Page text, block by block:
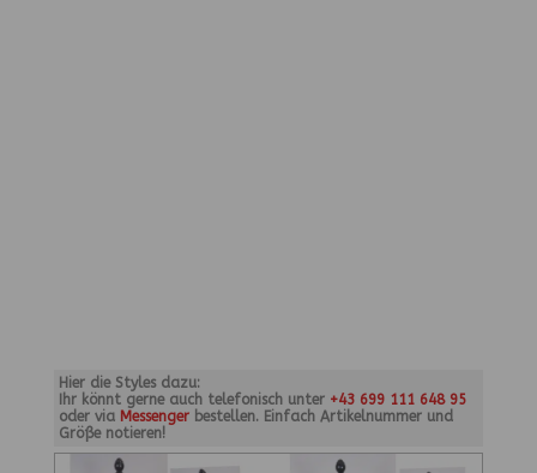
Hier die Styles dazu:
Ihr könnt gerne auch telefonisch unter +43 699 111 648 95
oder via Messengerbestellen. Einfach Artikelnummer und
Größe notieren!